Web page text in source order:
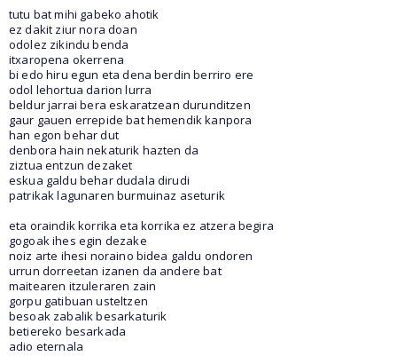
tutu bat mihi gabeko ahotik
ez dakit ziur nora doan
odolez zikindu benda
itxaropena okerrena
bi edo hiru egun eta dena berdin berriro ere
odol lehortua darion lurra
beldur jarrai bera eskaratzean durunditzen
gaur gauen errepide bat hemendik kanpora
han egon behar dut
denbora hain nekaturik hazten da
ziztua entzun dezaket
eskua galdu behar dudala dirudi
patrikak lagunaren burmuinaz aseturik
eta oraindik korrika eta korrika ez atzera begira
gogoak ihes egin dezake
noiz arte ihesi noraino bidea galdu ondoren
urrun dorreetan izanen da andere bat
maitearen itzuleraren zain
gorpu gatibuan usteltzen
besoak zabalik besarkaturik
betiereko besarkada
adio eternala